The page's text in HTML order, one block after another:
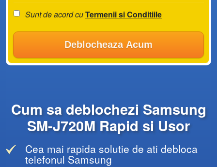
Sunt de acord cuTermenii si Conditiile
Deblocheaza Acum
Cum sa deblochezi Samsung
SM-J720M Rapid si Usor
Cea mai rapida solutie de ati debloca
telefonul Samsung